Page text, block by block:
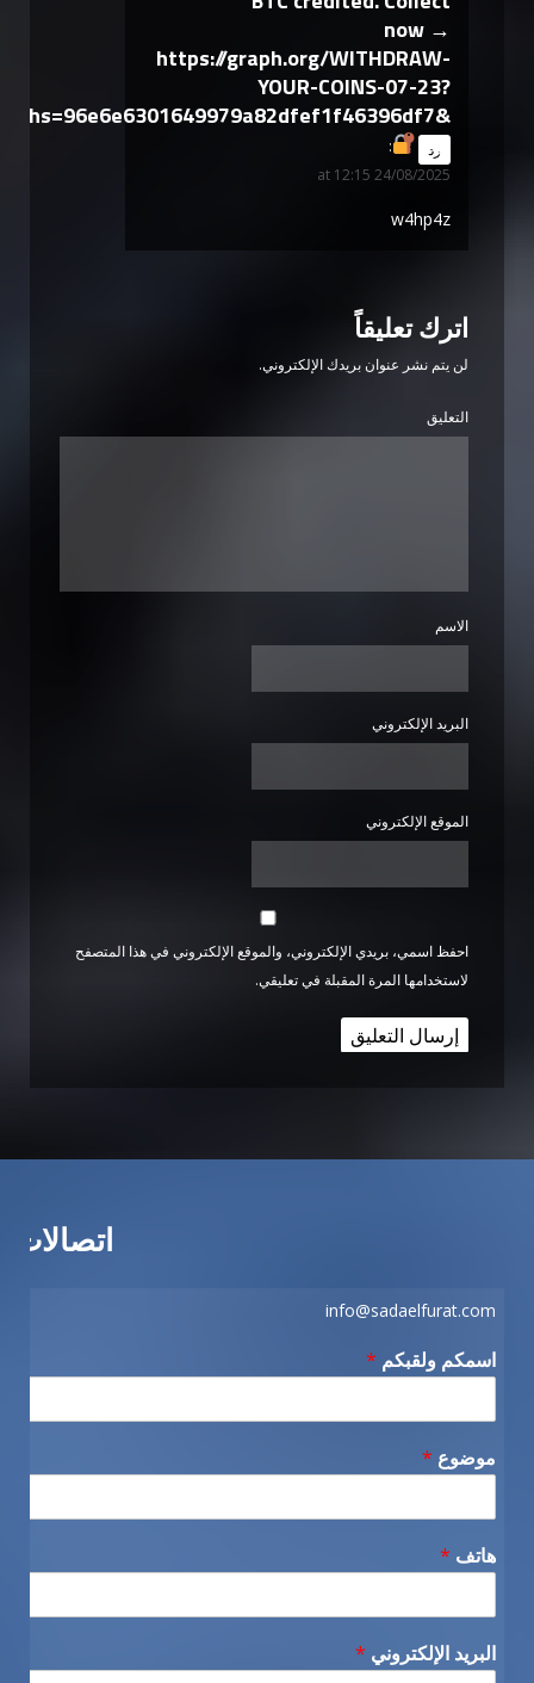
now →
https://graph.org/WITHDRAW-
YOUR-COINS-07-23?
hs=96e6e6301649979a82dfef1f46396df7&
says:
24/08/2025 at 12:15
رد
w4hp4z
اترك تعليقاً
لن يتم نشر عنوان بريدك الإلكتروني.
التعليق
الاسم
البريد الإلكتروني
الموقع الإلكتروني
احفظ اسمي، بريدي الإلكتروني، والموقع الإلكتروني في هذا المتصفح
لاستخدامها المرة المقبلة في تعليقي.
اتصالات
info@sadaelfurat.com
اسمكم ولقبكم *
موضوع *
هاتف *
البريد الإلكتروني *